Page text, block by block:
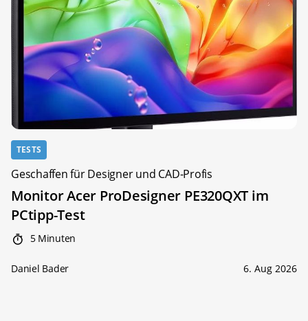
TESTS
Geschaffen für Designer und CAD-Profis
Monitor Acer ProDesigner PE320QXT im
PCtipp-Test
5 Minuten
Daniel Bader 6. Aug 2026